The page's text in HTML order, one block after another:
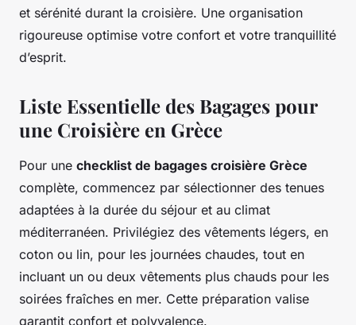
et sérénité durant la croisière. Une organisation
rigoureuse optimise votre confort et votre tranquillité
d’esprit.
Liste Essentielle des Bagages pour
une Croisière en Grèce
Pour une checklist de bagages croisière Grèce
complète, commencez par sélectionner des tenues
adaptées à la durée du séjour et au climat
méditerranéen. Privilégiez des vêtements légers, en
coton ou lin, pour les journées chaudes, tout en
incluant un ou deux vêtements plus chauds pour les
soirées fraîches en mer. Cette préparation valise
garantit confort et polyvalence.